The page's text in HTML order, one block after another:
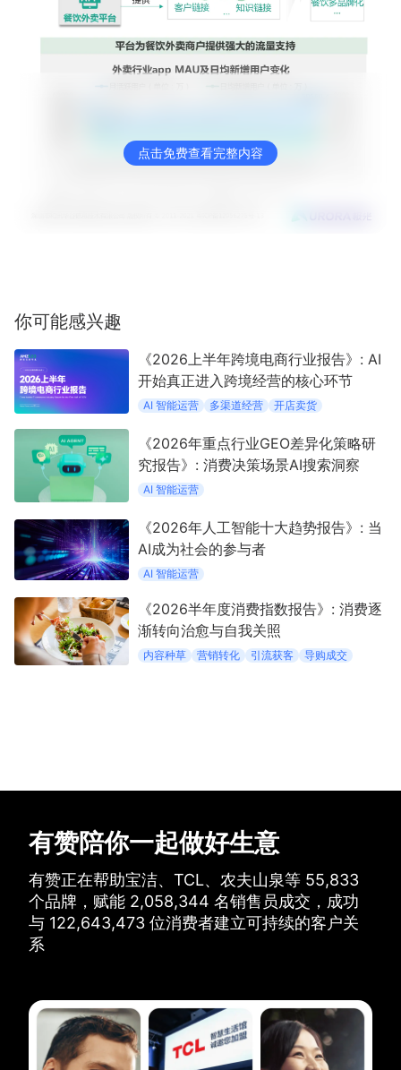
点击免费查看完整内容
你可能感兴趣
《2026上半年跨境电商行业报告》: AI
开始真正进入跨境经营的核心环节
AI 智能运营 多渠道经营 开店卖货
《2026年重点行业GEO差异化策略研
究报告》: 消费决策场景AI搜索洞察
AI 智能运营
《2026年人工智能十大趋势报告》: 当
AI成为社会的参与者
AI 智能运营
《2026半年度消费指数报告》: 消费逐
渐转向治愈与自我关照
内容种草 营销转化 引流获客 导购成交
有赞陪你一起做好生意
有赞正在帮助宝洁、TCL、农夫山泉等 55,833
个品牌， 赋能 2,058,344 名销售员成交， 成功
与 122,643,473 位消费者建立可持续的客户关
系